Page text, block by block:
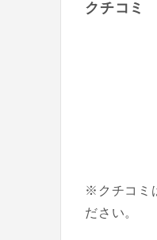
クチコミ
※クチコミ
ださい。